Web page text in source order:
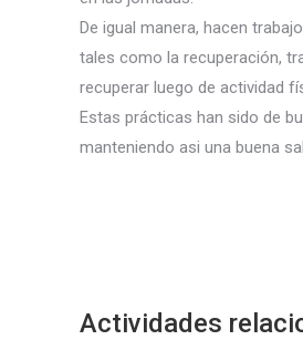
De igual manera, hacen
tales como la recuperación,
recuperar luego de actividad
Estas prácticas han sido de
manteniendo asi una buena
Actividades